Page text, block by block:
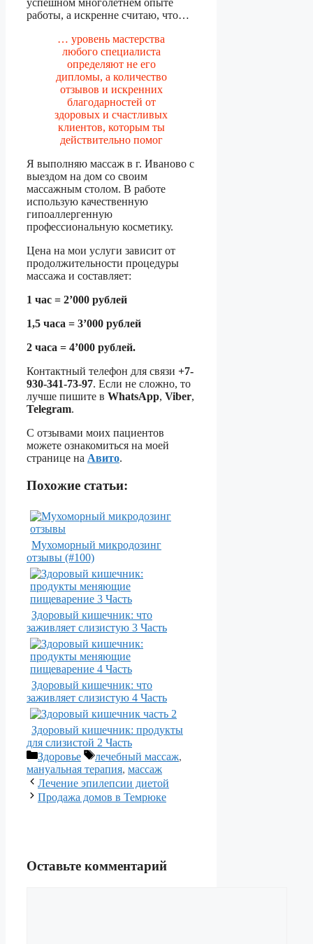
успешном многолетнем опыте
работы, а искренне считаю, что…
… уровень мастерства
любого специалиста
определяют не его
дипломы, а количество
отзывов и искренних
благодарностей от
здоровых и счастливых
клиентов, которым ты
действительно помог
Я выполняю массаж в г. Иваново с
выездом на дом со своим
массажным столом. В работе
использую качественную
гипоаллергенную
профессиональную косметику.
Цена на мои услуги зависит от
продолжительности процедуры
массажа и составляет:
1 час = 2’000 рублей
1,5 часа = 3’000 рублей
2 часа = 4’000 рублей.
Контактный телефон для связи +7-
930-341-73-97. Если не сложно, то
лучше пишите в WhatsApp, Viber,
Telegram.
С отзывами моих пациентов
можете ознакомиться на моей
странице на Авито.
Похожие статьи:
Мухоморный микродозинг
отзывы (#100)
Здоровый кишечник: что
заживляет слизистую 3 Часть
Здоровый кишечник: что
заживляет слизистую 4 Часть
Здоровый кишечник: продукты
для слизистой 2 Часть
Рубрики
Здоровье Метки
лечебный массаж,
мануальная терапия, массаж
Лечение эпилепсии диетой
Продажа домов в Темрюке
Оставьте комментарий